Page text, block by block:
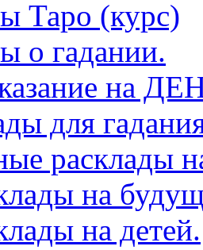
Таро (курс)
о гадании.
на
для
расклады
на
на детей.